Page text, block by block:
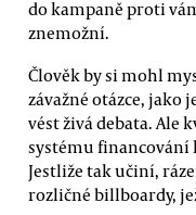
do kampaně proti
znemožní.
Člověk by si mohl
závažné otázce, jako
vést živá debata. Ale
systému financování
Jestliže tak učiní,
rozličné billboardy,